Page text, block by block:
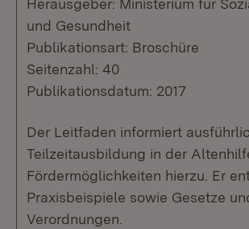
Herausgeber: Ministerium für
und Gesundheit
Publikationsart: Broschüre
Seitenzahl: 40
Publikationsdatum: 2017
Der Leitfaden informiert
Teilzeitausbildung in der
Fördermöglichkeiten hierzu. Er
Praxisbeispiele sowie Gesetze
Verordnungen.